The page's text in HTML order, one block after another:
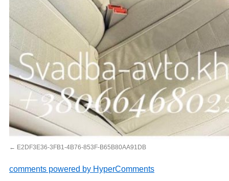
E2DF3E36-3FB1-4B76-853F-B65B80AA91DB
comments powered by HyperComments